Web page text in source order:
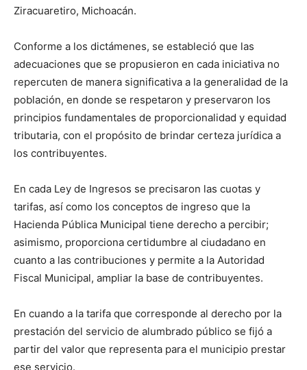
Ziracuaretiro, Michoacán.
Conforme a los dictámenes, se estableció que las
adecuaciones que se propusieron en cada iniciativa no
repercuten de manera significativa a la generalidad de la
población, en donde se respetaron y preservaron los
principios fundamentales de proporcionalidad y equidad
tributaria, con el propósito de brindar certeza jurídica a
los contribuyentes.
En cada Ley de Ingresos se precisaron las cuotas y
tarifas, así como los conceptos de ingreso que la
Hacienda Pública Municipal tiene derecho a percibir;
asimismo, proporciona certidumbre al ciudadano en
cuanto a las contribuciones y permite a la Autoridad
Fiscal Municipal, ampliar la base de contribuyentes.
En cuando a la tarifa que corresponde al derecho por la
prestación del servicio de alumbrado público se fijó a
partir del valor que representa para el municipio prestar
ese servicio.